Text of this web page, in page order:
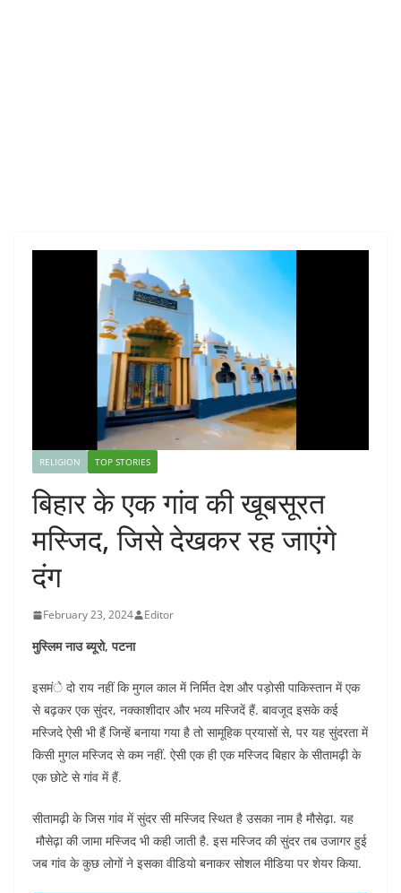
RELIGION TOP STORIES
बिहार के एक गांव की खूबसूरत
मस्जिद, जिसे देखकर रह जाएंगे
दंग
February 23, 2024 Editor
मुस्लिम नाउ ब्यूरो, पटना
इसमंे दो राय नहीं कि मुगल काल में निर्मित देश और पड़ोसी पाकिस्तान में एक
से बढ़कर एक सुंदर, नक्काशीदार और भव्य मस्जिदें हैं. बावजूद इसके कई
मस्जिदे ऐसी भी हैं जिन्हें बनाया गया है तो सामूहिक प्रयासों से, पर यह सुंदरता में
किसी मुगल मस्जिद से कम नहीं. ऐसी एक ही एक मस्जिद बिहार के सीतामढ़ी के
एक छोटे से गांव में हैं.
सीतामढ़ी के जिस गांव में सुंदर सी मस्जिद स्थित है उसका नाम है मौसेढ़ा. यह
मौसेढ़ा की जामा मस्जिद भी कही जाती है. इस मस्जिद की सुंदर तब उजागर हुई
जब गांव के कुछ लोगों ने इसका वीडियो बनाकर सोशल मीडिया पर शेयर किया.